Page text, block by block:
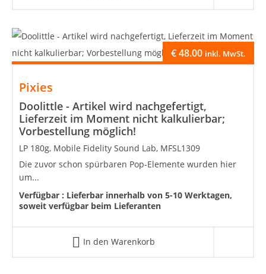
Pixies
Doolittle - Artikel wird nachgefertigt,
Lieferzeit im Moment nicht kalkulierbar;
Vorbestellung möglich!
€48.00 inkl. MwSt.
LP 180g, Mobile Fidelity Sound Lab, MFSL1309
Die zuvor schon spürbaren Pop-Elemente wurden hier
um...
Verfügbar : Lieferbar innerhalb von 5-10 Werktagen,
soweit verfügbar beim Lieferanten
In den Warenkorb